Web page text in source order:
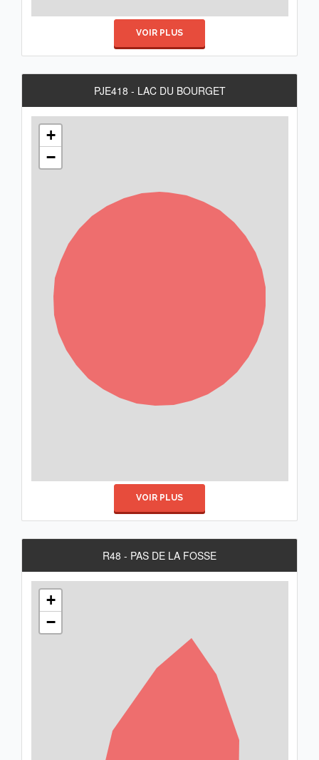
VOIR PLUS
PJE418 - LAC DU BOURGET
VOIR PLUS
R48 - PAS DE LA FOSSE